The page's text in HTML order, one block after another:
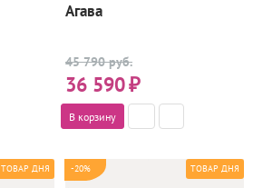
Агава
45 790 руб.
36 590₽
В корзину
ТОВАР ДНЯ -20% ТОВАР ДНЯ